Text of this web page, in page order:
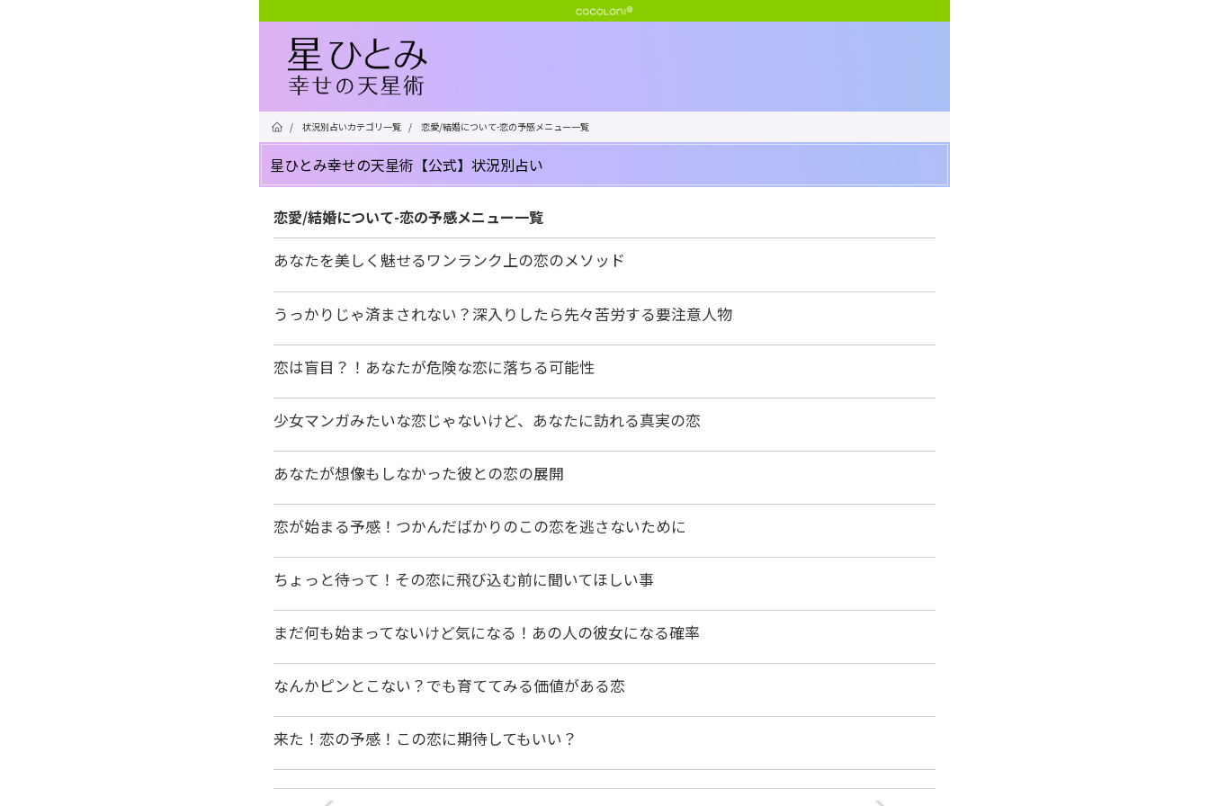
/ 状況別占いカテゴリ一覧 / 恋愛/結婚について-恋の予感メニュー一覧
星ひとみ幸せの天星術【公式】状況別占い
恋愛/結婚について-恋の予感メニュー一覧
あなたを美しく魅せるワンランク上の恋のメソッド
うっかりじゃ済まされない？深入りしたら先々苦労する要注意人物
恋は盲目？！あなたが危険な恋に落ちる可能性
少女マンガみたいな恋じゃないけど、あなたに訪れる真実の恋
あなたが想像もしなかった彼との恋の展開
恋が始まる予感！つかんだばかりのこの恋を逃さないために
ちょっと待って！その恋に飛び込む前に聞いてほしい事
まだ何も始まってないけど気になる！あの人の彼女になる確率
なんかピンとこない？でも育ててみる価値がある恋
来た！恋の予感！この恋に期待してもいい？